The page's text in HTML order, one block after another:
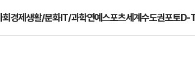
회경제생활/문화IT/과학연예스포츠세계수도권포토D-